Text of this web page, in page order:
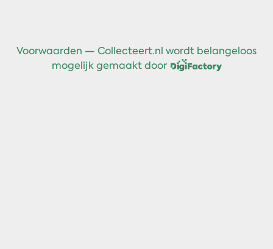
Voorwaarden — Collecteert.nl wordt belangeloos
mogelijk gemaakt door